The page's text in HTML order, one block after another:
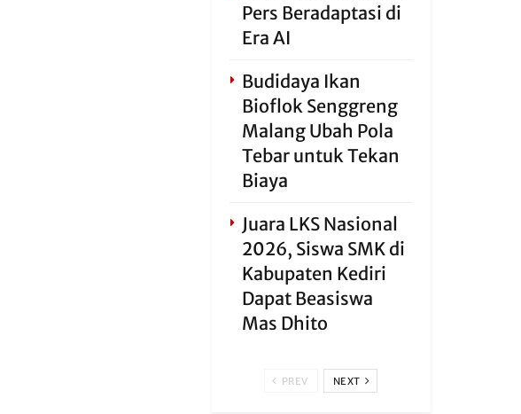
Pers Beradaptasi di
Era AI
Budidaya Ikan
Bioflok Senggreng
Malang Ubah Pola
Tebar untuk Tekan
Biaya
Juara LKS Nasional
2026, Siswa SMK di
Kabupaten Kediri
Dapat Beasiswa
Mas Dhito
PREV NEXT